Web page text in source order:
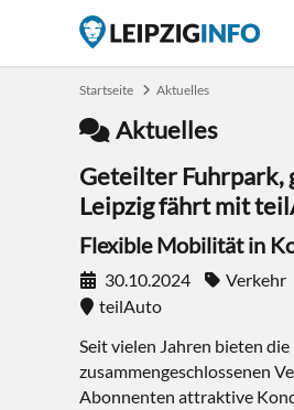
Startseite Aktuelles
Aktuelles
Geteilter Fuhrpark,
Leipzig fährt mit
Flexible Mobilität in
30.10.2024
Verkehr
teilAuto
Seit vielen Jahren bieten
zusammengeschlossenen
Abonnenten attraktive